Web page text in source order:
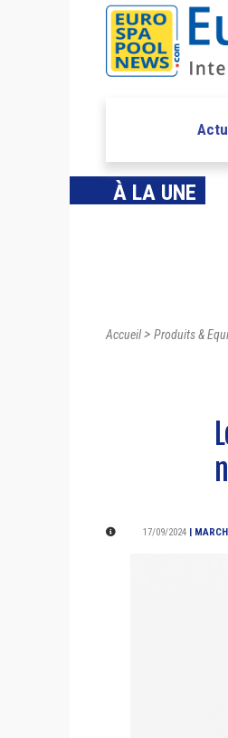
À LA UNE
Accueil> Produits &
17/09/2024 |